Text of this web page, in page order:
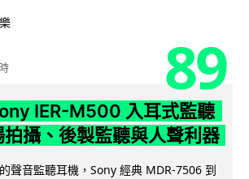
89
IER-M500 入耳式監聽
攝、後製監聽與人聲利器
聲音監聽耳機，Sony 經典 MDR-7506 到